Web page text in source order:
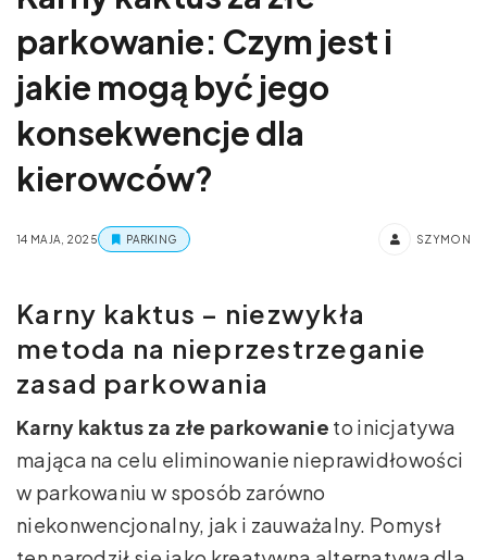
parkowanie: Czym jest i
jakie mogą być jego
konsekwencje dla
kierowców?
14 MAJA, 2025 PARKING SZYMON
Karny kaktus – niezwykła
metoda na nieprzestrzeganie
zasad parkowania
Karny kaktus za złe parkowanie to inicjatywa
mająca na celu eliminowanie nieprawidłowości
w parkowaniu w sposób zarówno
niekonwencjonalny, jak i zauważalny. Pomysł